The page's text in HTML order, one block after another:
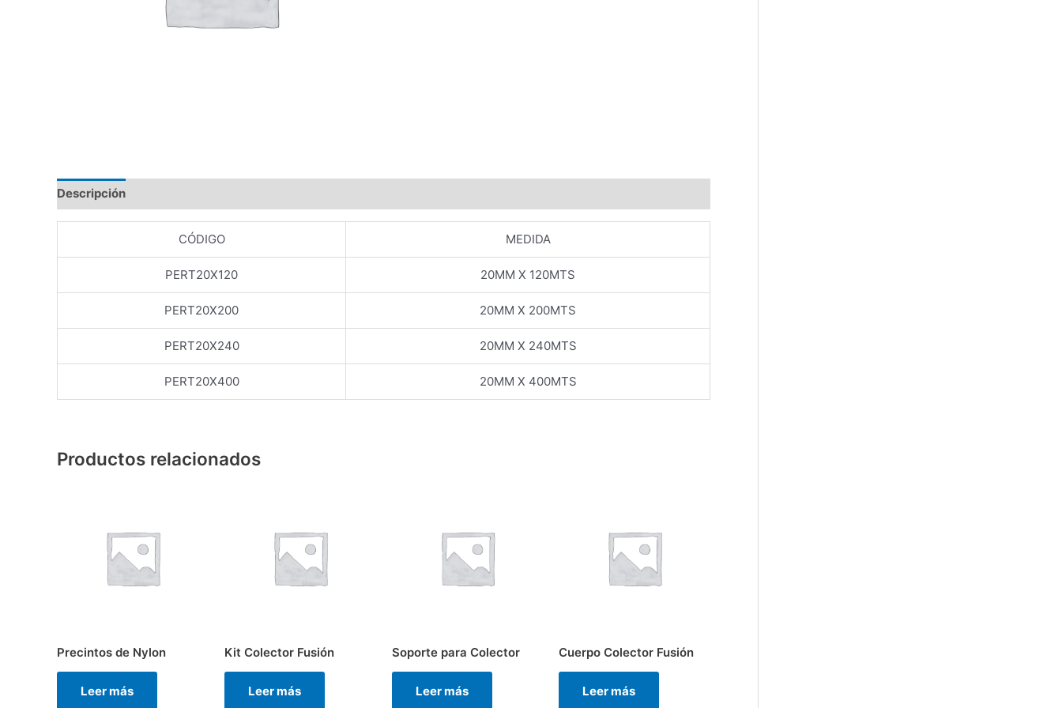
Descripción
CÓDIGO MEDIDA
PERT20X120 20MM X 120MTS
PERT20X200 20MM X 200MTS
PERT20X240 20MM X 240MTS
PERT20X400 20MM X 400MTS
Productos relacionados
Precintos de Nylon
Leer más
Kit Colector Fusión
Leer más
Soporte para Colector
Leer más
Cuerpo Colector Fusión
Leer más